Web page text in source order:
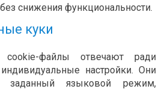
снижения функциональности.
куки
cookie-файлы отвечают ради
настройки. Они
заданный языковой режим,